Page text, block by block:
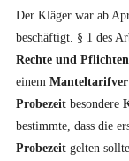
Der Kläger war ab
beschäftigt. § 1 des
Rechte und Pflichten
einem
Probezeit besondere
bestimmte, dass die
Probezeit gelten